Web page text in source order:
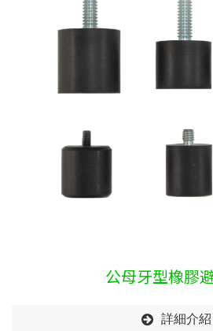
公母牙型橡膠
詳細介紹